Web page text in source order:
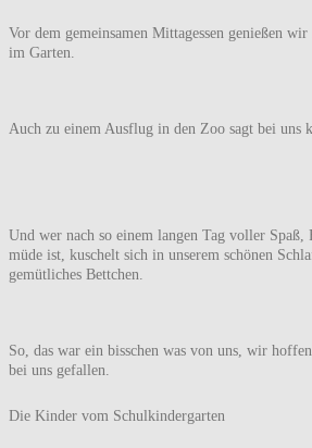
Vor dem gemeinsamen Mittagessen genießen
im Garten.
Auch zu einem Ausflug in den Zoo sagt bei uns
Und wer nach so einem langen Tag voller Spaß,
müde ist, kuschelt sich in unserem schönen
gemütliches Bettchen.
So, das war ein bisschen was von uns, wir
bei uns gefallen.
Die Kinder vom Schulkindergarten